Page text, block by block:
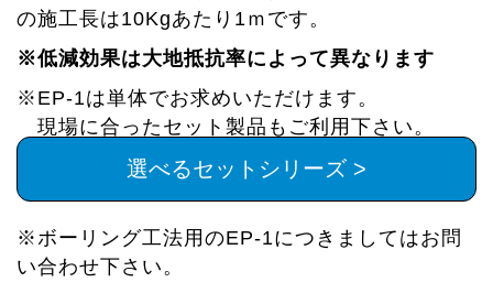
の施工長は10Kgあたり1ｍです。
※低減効果は大地抵抗率によって異なります
※EP-1は単体でお求めいただけます。
現場に合ったセット製品もご利用下さい。
選べるセットシリーズ >
※ボーリング工法用のEP-1につきましてはお問
い合わせ下さい。